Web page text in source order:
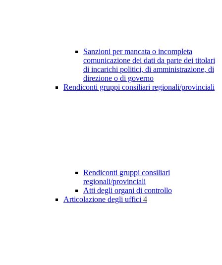
Sanzioni per mancata o incompleta
comunicazione dei dati da parte dei titolari
di incarichi politici, di amministrazione, di
direzione o di governo
Rendiconti gruppi consiliari regionali/provinciali
Rendiconti gruppi consiliari
regionali/provinciali
Atti degli organi di controllo
Articolazione degli uffici 4